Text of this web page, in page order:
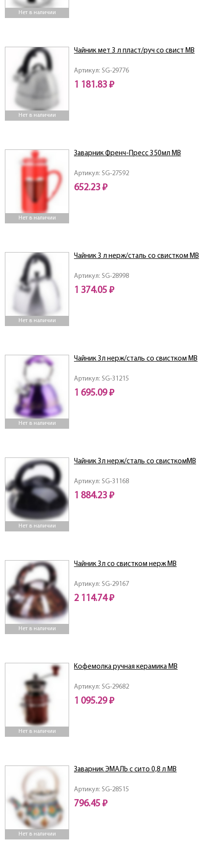
Нет в наличии
Нет в наличии
Артикул: SG-29776
Чайник мет 3 л пласт/руч со свист MB
1 181.83 ₽
Нет в наличии
Артикул: SG-27592
Заварник Френч-Пресс 350мл MB
652.23 ₽
Нет в наличии
Артикул: SG-28998
Чайник 3 л нерж/сталь со свистком MB
1 374.05 ₽
Нет в наличии
Артикул: SG-31215
Чайник 3л нерж/сталь со свистком MB
1 695.09 ₽
Нет в наличии
Артикул: SG-31168
Чайник 3л нерж/сталь со свисткомMB
1 884.23 ₽
Нет в наличии
Артикул: SG-29167
Чайник 3л со свистком нерж MB
2 114.74 ₽
Нет в наличии
Артикул: SG-29682
Кофемолка ручная керамика MB
1 095.29 ₽
Нет в наличии
Артикул: SG-28515
Заварник ЭМАЛЬ с сито 0,8 л MB
796.45 ₽